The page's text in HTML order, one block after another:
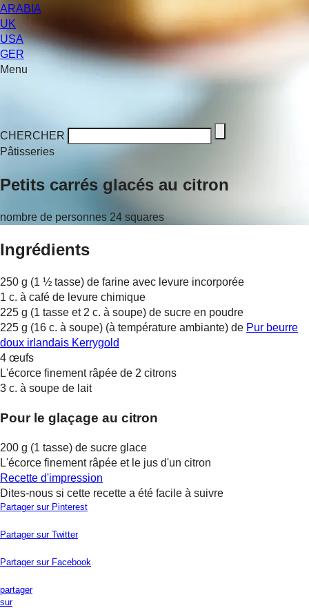
ARABIA
UK
USA
GER
Menu
CHERCHER
Pâtisseries
Petits carrés glacés au citron
nombre de personnes 24 squares
Ingrédients
250 g (1 ½ tasse) de farine avec levure incorporée
1 c. à café de levure chimique
225 g (1 tasse et 2 c. à soupe) de sucre en poudre
225 g (16 c. à soupe) (à température ambiante) de Pur beurre
doux irlandais Kerrygold
4 œufs
L'écorce finement râpée de 2 citrons
3 c. à soupe de lait
Pour le glaçage au citron
200 g (1 tasse) de sucre glace
L'écorce finement râpée et le jus d'un citron
Recette d'impression
Dites-nous si cette recette a été facile à suivre
Partager sur Pinterest
Partager sur Twitter
Partager sur Facebook
partager
sur